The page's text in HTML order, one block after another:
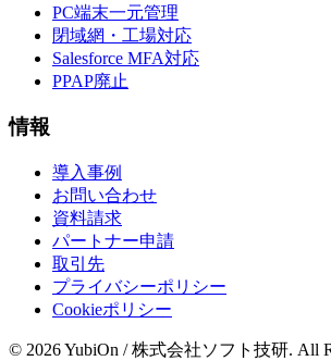
PC端末一元管理
閉域網・工場対応
Salesforce MFA対応
PPAP廃止
情報
導入事例
お問い合わせ
資料請求
パートナー申請
取引先
プライバシーポリシー
Cookieポリシー
© 2026 YubiOn / 株式会社ソフト技研. All